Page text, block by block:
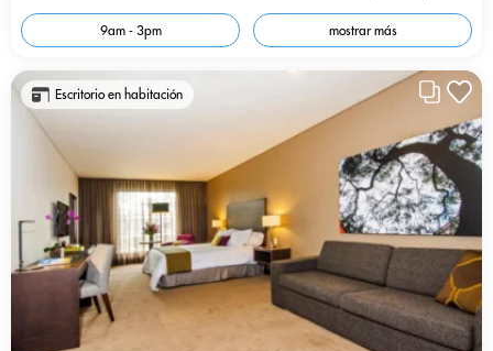
9am - 3pm mostrar más
Escritorio en habitación